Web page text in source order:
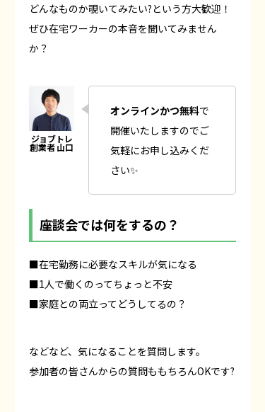
どんなものか覗いてみたい?という方大歓迎！
ぜひ在宅ワーカーの本音を聞いてみません
か？
オンラインかつ無料で
開催いたしますのでご
気軽にお申し込みくだ
さい✨
座談会では何をするの？
■在宅勤務に必要なスキルが気になる
■1人で働くのってちょっと不安
■家庭との両立ってどうしてるの？
などなど、気になることを質問します。
参加者の皆さんからの質問ももちろんOKです?